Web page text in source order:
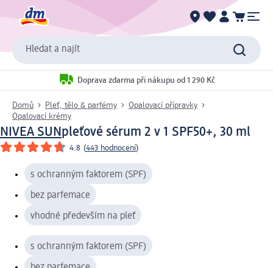
Hledat a najít
Doprava zdarma při nákupu od 1 290 Kč
Domů Pleť, tělo & parfémy
Opalovací přípravky
Opalovací krémy
NIVEA SUNpleťové sérum 2 v 1 SPF50+, 30 ml
4.8 (443 hodnocení)
s ochranným faktorem (SPF)
bez parfemace
vhodné především na pleť
s ochranným faktorem (SPF)